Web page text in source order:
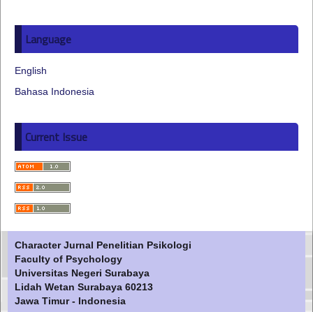
Language
English
Bahasa Indonesia
Current Issue
Character Jurnal Penelitian Psikologi
Faculty of Psychology
Universitas Negeri Surabaya
Lidah Wetan Surabaya 60213
Jawa Timur - Indonesia